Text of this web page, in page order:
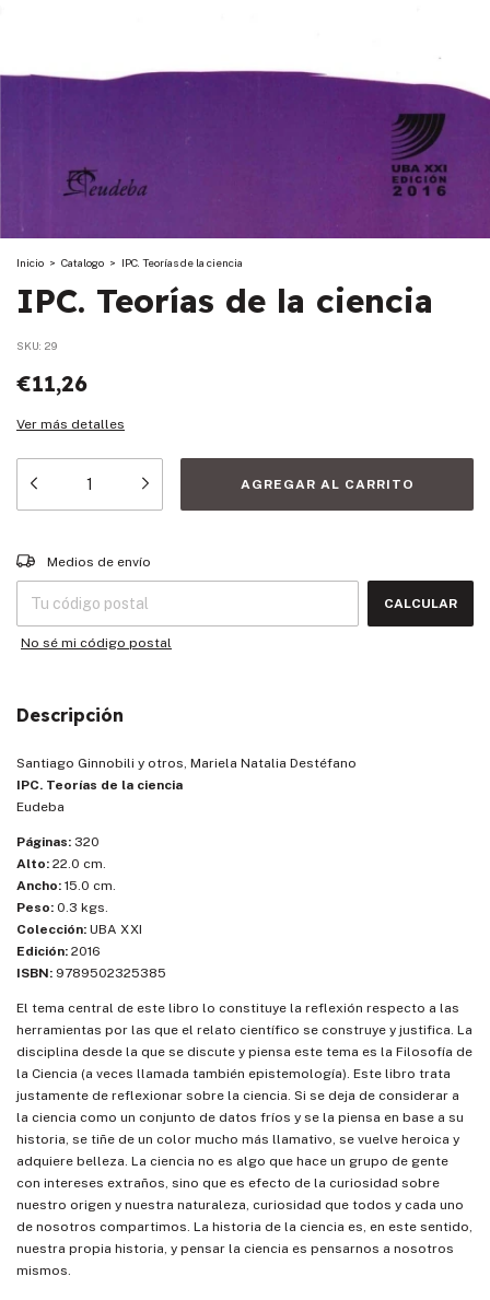
Inicio > Catalogo > IPC. Teorías de la ciencia
IPC. Teorías de la ciencia
SKU: 29
€11,26
Ver más detalles
Entregas para el CP:
Medios de envío
CALCULAR
No sé mi código postal
Descripción
Santiago Ginnobili y otros, Mariela Natalia Destéfano
IPC. Teorías de la ciencia
Eudeba
Páginas: 320
Alto: 22.0 cm.
Ancho: 15.0 cm.
Peso: 0.3 kgs.
Colección: UBA XXI
Edición: 2016
ISBN: 9789502325385
El tema central de este libro lo constituye la reflexión respecto a las
herramientas por las que el relato científico se construye y justifica. La
disciplina desde la que se discute y piensa este tema es la Filosofía de
la Ciencia (a veces llamada también epistemología). Este libro trata
justamente de reflexionar sobre la ciencia. Si se deja de considerar a
la ciencia como un conjunto de datos fríos y se la piensa en base a su
historia, se tiñe de un color mucho más llamativo, se vuelve heroica y
adquiere belleza. La ciencia no es algo que hace un grupo de gente
con intereses extraños, sino que es efecto de la curiosidad sobre
nuestro origen y nuestra naturaleza, curiosidad que todos y cada uno
de nosotros compartimos. La historia de la ciencia es, en este sentido,
nuestra propia historia, y pensar la ciencia es pensarnos a nosotros
mismos.